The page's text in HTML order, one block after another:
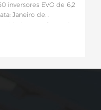
inversores EVO de 6,2
Janeiro de
e configuração
de 6,2
de 60 inversores
de 6,2 kW suporta
inteligente contra
e alta